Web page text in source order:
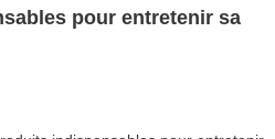
pour entretenir sa